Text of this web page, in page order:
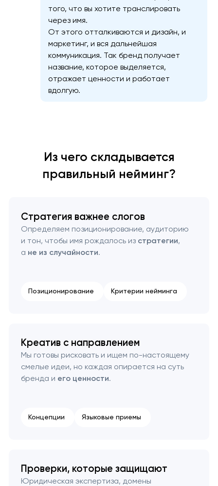
того, что вы хотите транслировать
через имя.
От этого отталкиваются и дизайн, и
маркетинг, и вся дальнейшая
коммуникация. Так бренд получает
название, которое выделяется,
отражает ценности и работает
вдолгую.
Из чего складывается
правильный нейминг?
Стратегия важнее слогов
Определяем позиционирование, аудиторию
и тон, чтобы имя рождалось из стратегии,
а не из случайности.
Позиционирование Критерии нейминга
Креатив с направлением
Мы готовы рисковать и ищем по-настоящему
смелые идеи, но каждая опирается на суть
бренда и его ценности.
Концепции Языковые приемы
Проверки, которые защищают
Юридическая экспертиза, домены